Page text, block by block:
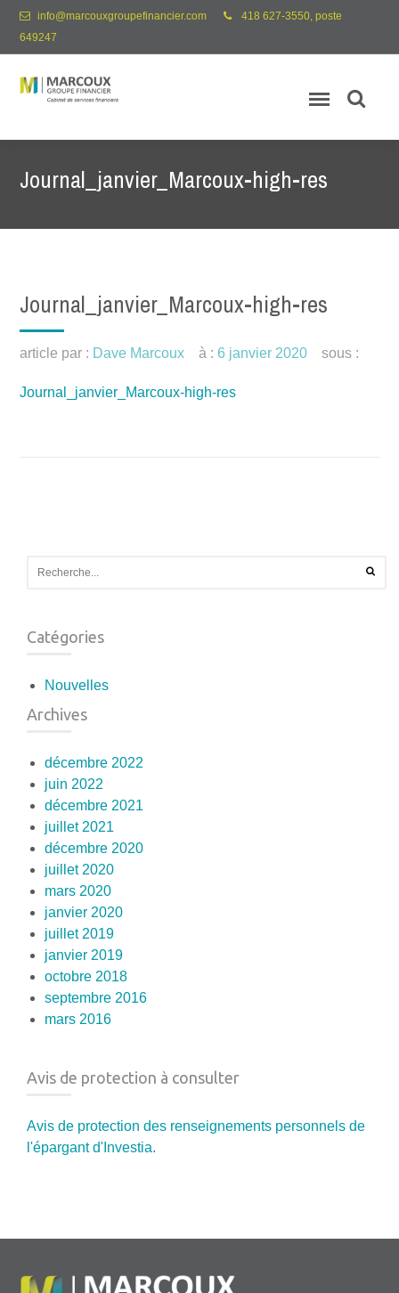
info@marcouxgroupefinancier.com
418 627-3550, poste
649247
Journal_janvier_Marcoux-high-res
Journal_janvier_Marcoux-high-res
article par : Dave Marcoux à :6 janvier 2020 sous :
Journal_janvier_Marcoux-high-res
Catégories
Nouvelles
Archives
décembre 2022
juin 2022
décembre 2021
juillet 2021
décembre 2020
juillet 2020
mars 2020
janvier 2020
juillet 2019
janvier 2019
octobre 2018
septembre 2016
mars 2016
Avis de protection à consulter
Avis de protection des renseignements personnels de
l'épargant d'Investia.